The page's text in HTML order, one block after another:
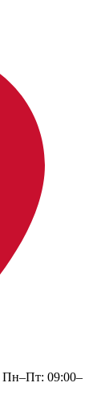
Пн–Пт: 09:00–